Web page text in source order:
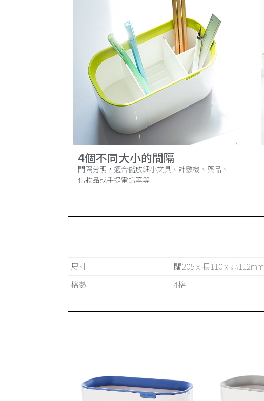
4個不同大小的間隔
間隔分明，適合儲放細小文具、計數機、藥品、
化妝品或手提電話等等
尺寸
闊205 x 長110 x 高112mm
格數
4格